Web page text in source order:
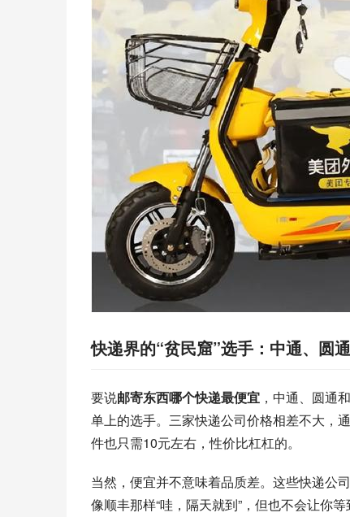
快递界的“贫民窟”选手：中通、圆
要说邮寄东西哪个快递最便宜 ，中通、圆通
单上的选手。三家快递公司价格相差不大，
件也只需10元左右，性价比杠杠的。
当然，便宜并不意味着品质差。这些快递公
像顺丰那样“哇，隔天就到”，但也不会让你